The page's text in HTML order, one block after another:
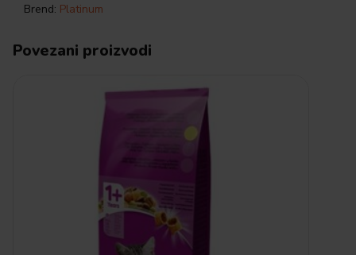
Brend: Platinum
Povezani proizvodi